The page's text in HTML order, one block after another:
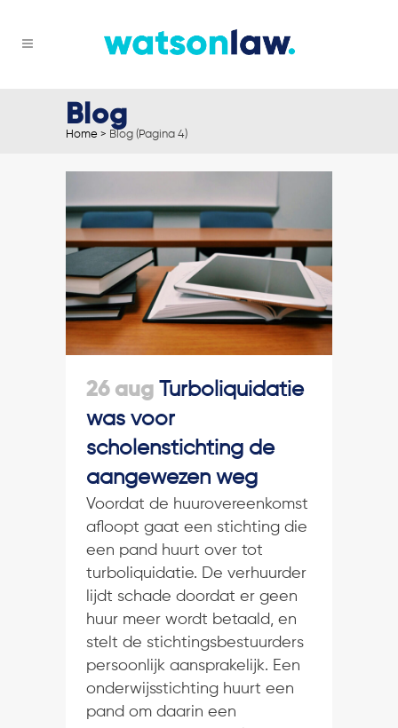
Blog
Home > Blog (Pagina 4)
26 aug
Turboliquidatie
was voor
scholenstichting de
aangewezen weg
Voordat de huurovereenkomst
afloopt gaat een stichting die
een pand huurt over tot
turboliquidatie. De verhuurder
lijdt schade doordat er geen
huur meer wordt betaald, en
stelt de stichtingsbestuurders
persoonlijk aansprakelijk. Een
onderwijsstichting huurt een
pand om daarin een